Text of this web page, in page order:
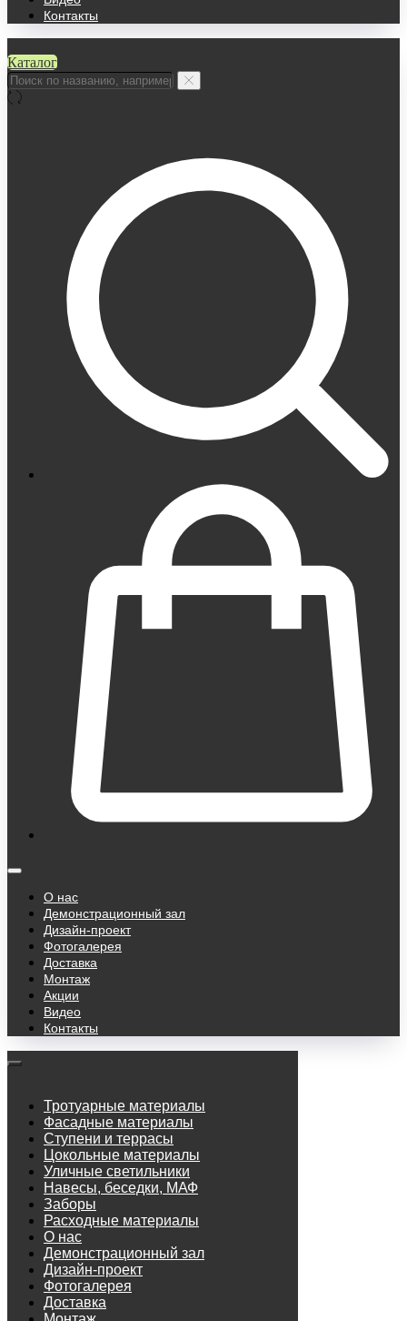
Контакты
Каталог
О нас
Демонстрационный зал
Дизайн-проект
Фотогалерея
Доставка
Монтаж
Акции
Видео
Контакты
Тротуарные материалы
Фасадные материалы
Ступени и террасы
Цокольные материалы
Уличные светильники
Навесы, беседки, МАФ
Заборы
Расходные материалы
О нас
Демонстрационный зал
Дизайн-проект
Фотогалерея
Доставка